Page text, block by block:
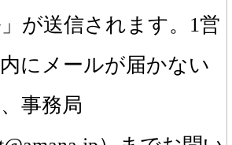
が送信されます。1営
にメールが届かない
事務局